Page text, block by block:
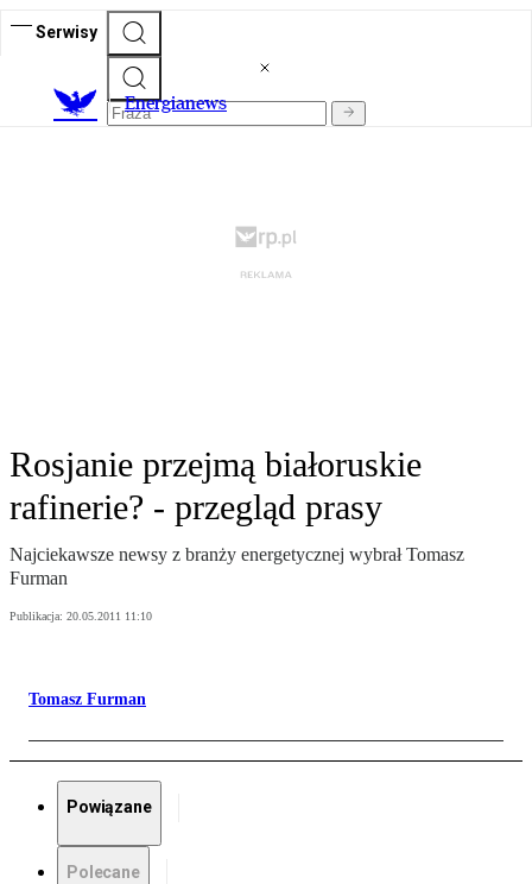
Serwisy
Energianews
Rosjanie przejmą białoruskie
rafinerie? - przegląd prasy
Najciekawsze newsy z branży energetycznej wybrał Tomasz
Furman
Publikacja: 20.05.2011 11:10
Tomasz Furman
Powiązane
Polecane